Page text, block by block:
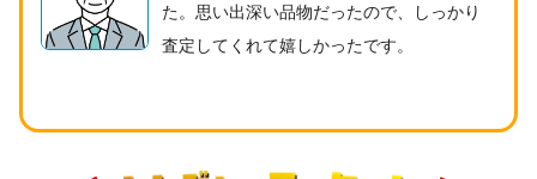
た。思い出深い品物だったので、しっかり
査定してくれて嬉しかったです。